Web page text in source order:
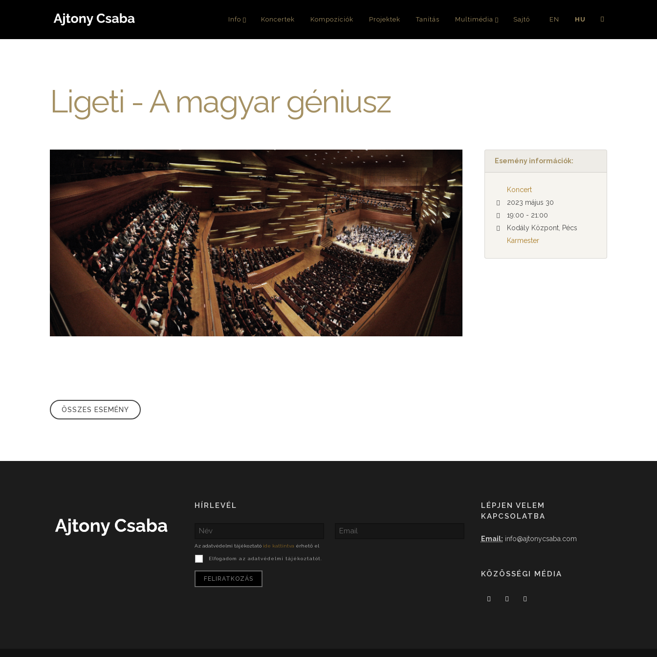
Info Koncertek Kompozíciók Projektek Tanítás Multimédia Sajtó EN HU
Ligeti - A magyar géniusz
Esemény információk:
Koncert
2023 május 30
19:00 - 21:00
Kodály Központ, Pécs
Karmester
ÖSSZES ESEMÉNY
HÍRLEVÉL
Az adatvédelmi tájékoztató ide kattintva érhető el
Elfogadom az adatvédelmi tájékoztatót.
LÉPJEN VELEM
KAPCSOLATBA
Email: info@ajtonycsaba.com
KÖZÖSSÉGI MÉDIA